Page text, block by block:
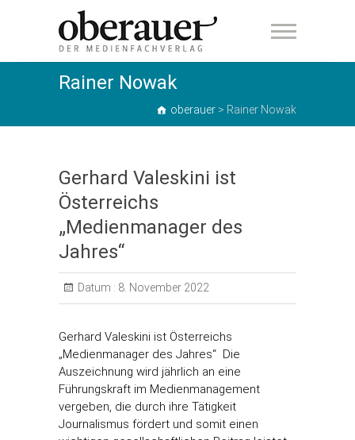
oberauer
Rainer Nowak
oberauer > Rainer Nowak
Gerhard Valeskini ist
Österreichs
„Medienmanager des
Jahres“
Datum : 8. November 2022
Gerhard Valeskini ist Österreichs
„Medienmanager des Jahres“ Die
Auszeichnung wird jährlich an eine
Führungskraft im Medienmanagement
vergeben, die durch ihre Tätigkeit
Journalismus fördert und somit einen